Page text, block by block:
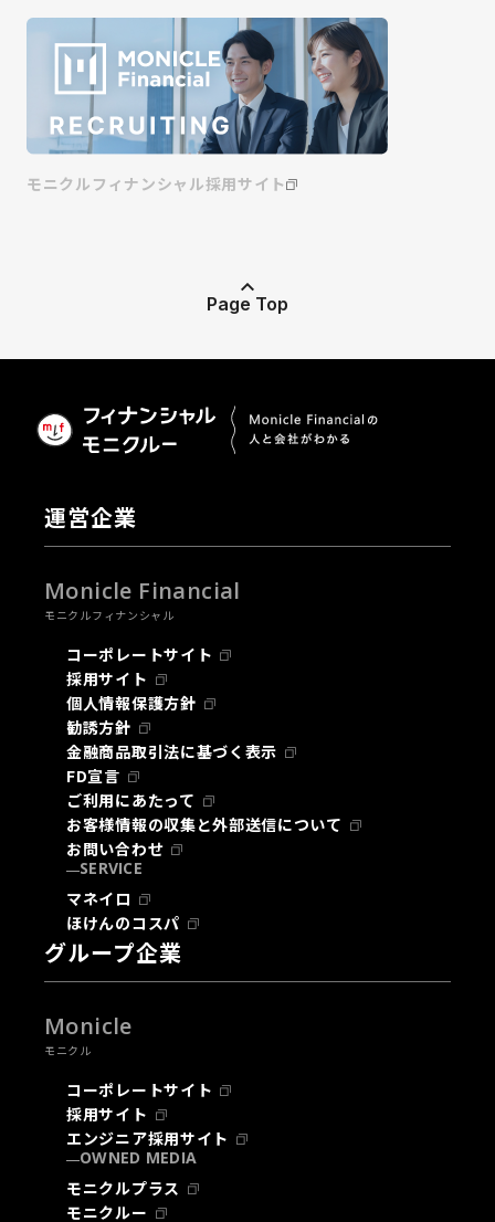
モニクルフィナンシャル採用サイト
Page Top
運営企業
Monicle Financial
モニクルフィナンシャル
コーポレートサイト
採用サイト
個人情報保護方針
勧誘方針
金融商品取引法に基づく表示
FD宣言
ご利用にあたって
お客様情報の収集と外部送信について
お問い合わせ
SERVICE
マネイロ
ほけんのコスパ
グループ企業
Monicle
モニクル
コーポレートサイト
採用サイト
エンジニア採用サイト
OWNED MEDIA
モニクルプラス
モニクルー